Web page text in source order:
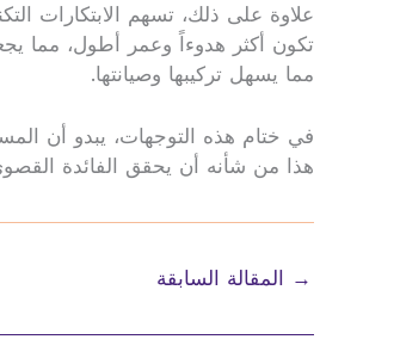
علاوة على ذلك، تسهم الابتكارات
تكون أكثر هدوءاً وعمر أطول، مما
مما يسهل تركيبها وصيانتها.
في ختام هذه التوجهات، يبدو أن
هذا من شأنه أن يحقق الفائدة
→ المقالة السابقة